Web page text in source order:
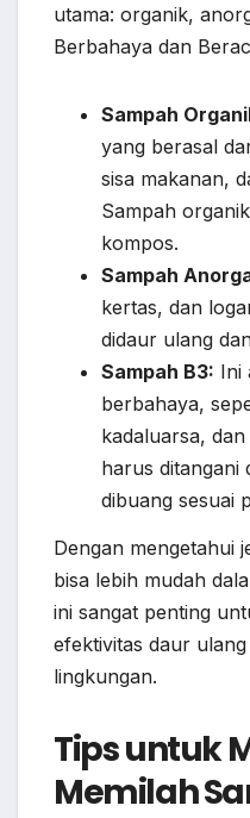
utama: organik,
Berbahaya dan
Sampah
yang berasal
sisa makanan,
Sampah
kompos.
Sampah
kertas, dan
didaur ulang
Sampah B3: Ini
berbahaya,
kadaluarsa,
harus ditangani
dibuang sesuai
Dengan mengetahui
bisa lebih mudah
ini sangat penting
efektivitas daur
lingkungan.
Tips untuk
Memilah